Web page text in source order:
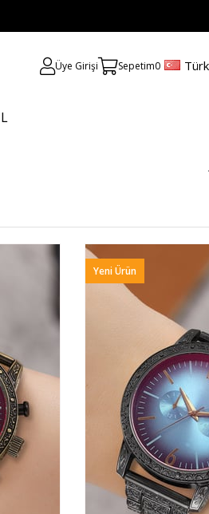
Üye Girişi Sepetim0
Yeni Ürün